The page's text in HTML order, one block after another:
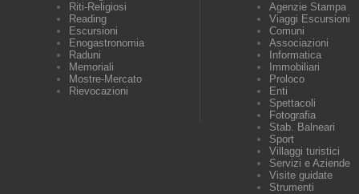
Riti-Religiosi
Reading
Escursioni
Enogastronomia
Raduni
Memoriali
Mostre-Mercato
Rievocazioni
Agenzie Stampa
Viaggi Escursioni
Comuni
Associazioni
Informatica
Immobiliari
Proloco
Enti
Spettacoli
Fotografia
Stab. Balneari
Sport
Villaggi turistici
Servizi e Aziende
Visite guidate
Strumenti